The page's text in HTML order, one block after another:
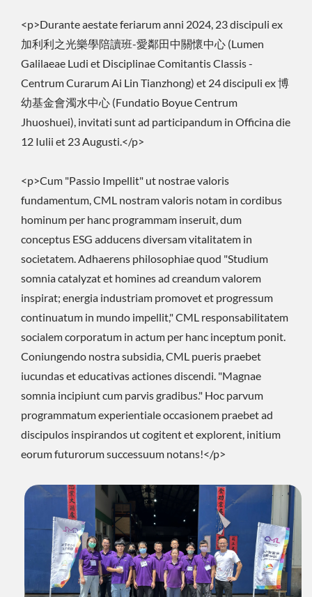
Circa 47 Discipuli, Ab
Elementari Ad Scholam Altam,
In Dimidia Die Experientia
Curriculi A Dedicatis CML
Operariis Ducta
Aestatem Memorabilem Pro
Discipulis. | CML: ISO 9001 &
CE Certificatus Fabricator
Pumptarum Hydraulicarum –
Qualitas Praemiorum
<p>Durante aestate feriarum anni 2024, 23 discipuli ex
加利利之光樂學陪讀班-愛鄰田中關懷中心 (Lumen
Galilaeae Ludi et Disciplinae Comitantis Classis -
Centrum Curarum Ai Lin Tianzhong) et 24 discipuli ex 博
幼基金會濁水中心 (Fundatio Boyue Centrum
Jhuoshuei), invitati sunt ad participandum in Officina die
12 Iulii et 23 Augusti.</p>
<p>Cum "Passio Impellit" ut nostrae valoris
fundamentum, CML nostram valoris notam in cordibus
hominum per hanc programmam inseruit, dum
conceptus ESG adducens diversam vitalitatem in
societatem. Adhaerens philosophiae quod "Studium
somnia catalyzat et homines ad creandum valorem
inspirat; energia industriam promovet et progressum
continuatum in mundo impellit," CML responsabilitatem
socialem corporatum in actum per hanc inceptum ponit.
Coniungendo nostra subsidia, CML pueris praebet
iucundas et educativas actiones discendi. "Magnae
somnia incipiunt cum parvis gradibus." Hoc parvum
programmatum experientiale occasionem praebet ad
discipulos inspirandos ut cogitent et explorent, initium
eorum futurorum successuum notans!</p>